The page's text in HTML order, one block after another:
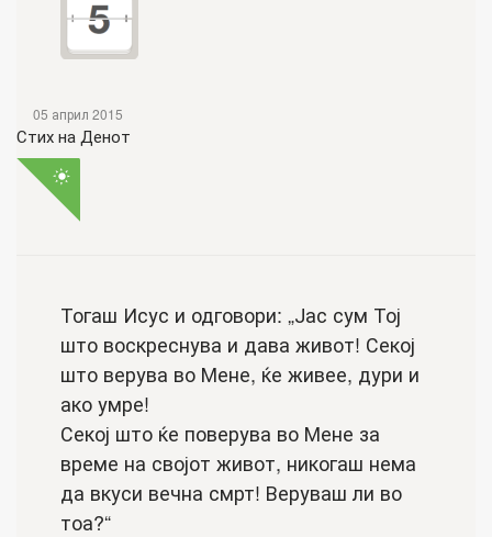
05 април 2015
Стих на Денот
Тогаш Исус и одговори: „Јас сум Тој
што воскреснува и дава живот! Секој
што верува во Мене, ќе живее, дури и
ако умре!
Секој што ќе поверува во Мене за
време на својот живот, никогаш нема
да вкуси вечна смрт! Веруваш ли во
тоа?“